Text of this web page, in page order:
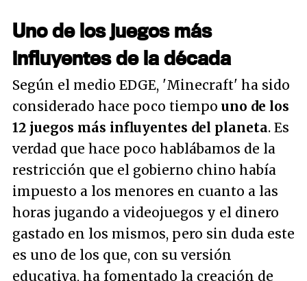
Uno de los juegos más
influyentes de la década
Según el medio EDGE, 'Minecraft' ha sido
considerado hace poco tiempo uno de los
12 juegos más influyentes del planeta. Es
verdad que hace poco hablábamos de la
restricción que el gobierno chino había
impuesto a los menores en cuanto a las
horas jugando a videojuegos y el dinero
gastado en los mismos, pero sin duda este
es uno de los que, con su versión
educativa, ha fomentado la creación de